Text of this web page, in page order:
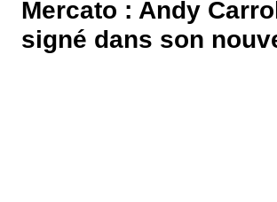
Mercato : Andy
signé dans son